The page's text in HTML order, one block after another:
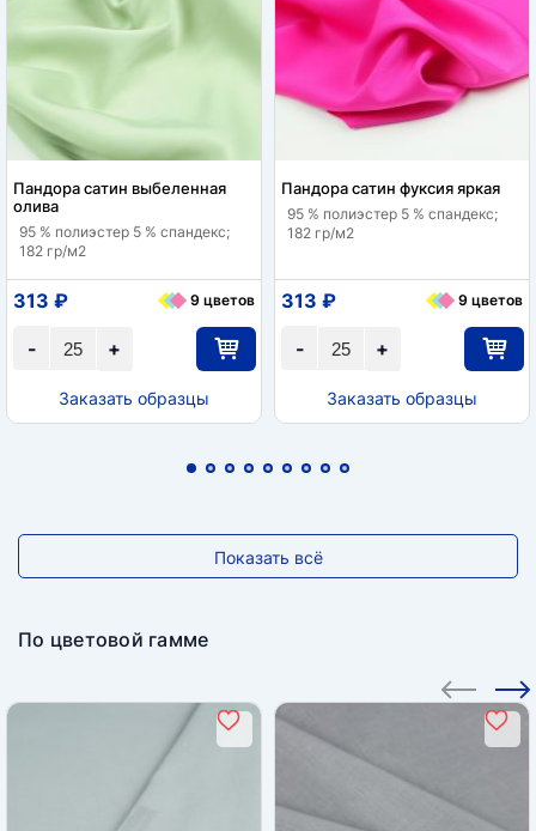
Пандора сатин выбеленная
олива
95 % полиэстер 5 % спандекс;
182 гр/м2
+
-
313 ₽ 9 цветов
Заказать образцы
Пандора сатин фуксия яркая
95 % полиэстер 5 % спандекс;
182 гр/м2
+
-
313 ₽ 9 цветов
Заказать образцы
Показать всё
По цветовой гамме